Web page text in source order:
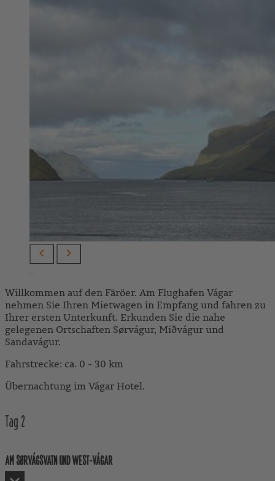
Willkommen auf den Färöer. Am Flughafen Vágar
nehmen Sie Ihren Mietwagen in Empfang und fahren zu
Ihrer ersten Unterkunft. Erkunden Sie die nahe
gelegenen Ortschaften Sørvágur, Miðvágur und
Sandavágur.
Fahrstrecke: ca. 0 - 30 km
Übernachtung im Vágar Hotel.
Tag 2
AM SØRVÁGSVATN UND WEST-VÁGAR